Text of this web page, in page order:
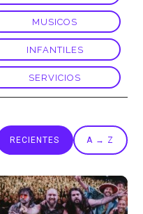
MUSICOS
INFANTILES
SERVICIOS
RECIENTES A → Z